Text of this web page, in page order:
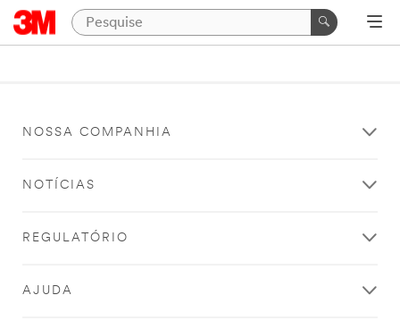
NOSSA COMPANHIA
NOTÍCIAS
REGULATÓRIO
AJUDA